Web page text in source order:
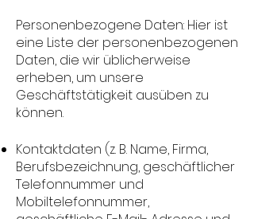
Personenbezogene Daten: Hier ist
eine Liste der personenbezogenen
Daten, die wir üblicherweise
erheben, um unsere
Geschäftstätigkeit ausüben zu
können.
Kontaktdaten (z. B. Name, Firma,
Berufsbezeichnung, geschäftlicher
Telefonnummer und
Mobiltelefonnummer,